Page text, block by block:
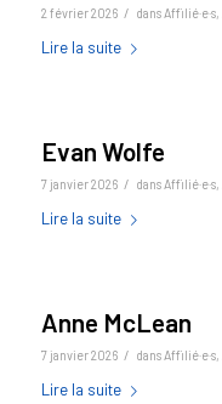
2 février 2026 / dans Affilié·e·s,
Lire la suite
Evan Wolfe
7 janvier 2026 / dans Affilié·e·s,
Lire la suite
Anne McLean
7 janvier 2026 / dans Affilié·e·s,
Lire la suite